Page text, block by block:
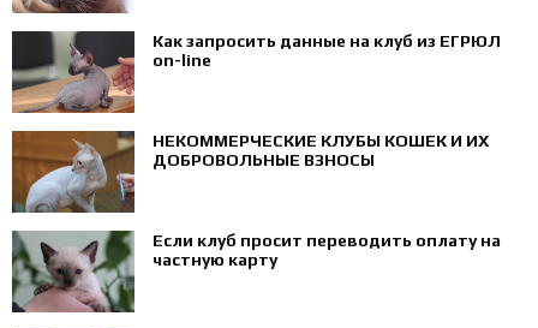
Как запросить данные на клуб из ЕГРЮЛ
on-line
НЕКОММЕРЧЕСКИЕ КЛУБЫ КОШЕК И ИХ
ДОБРОВОЛЬНЫЕ ВЗНОСЫ
Если клуб просит переводить оплату на
частную карту